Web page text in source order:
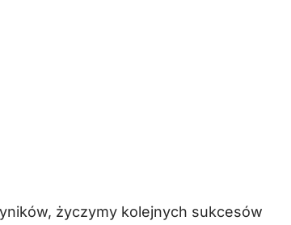
życzymy kolejnych sukcesów